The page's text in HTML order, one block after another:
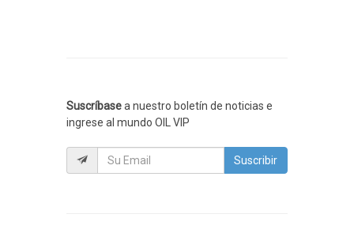
Suscríbasea nuestro boletín de noticias e
ingrese al mundo OIL VIP
Suscribir